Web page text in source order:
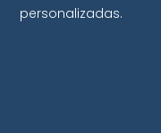
personalizadas.